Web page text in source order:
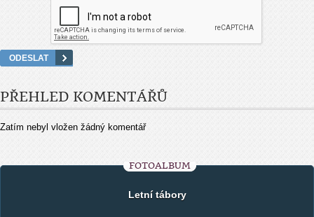
PŘEHLED KOMENTÁŘŮ
Zatím nebyl vložen žádný komentář
FOTOALBUM
Letní tábory